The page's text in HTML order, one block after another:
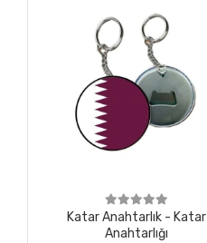
Katar Anahtarlık - Katar
Anahtarlığı